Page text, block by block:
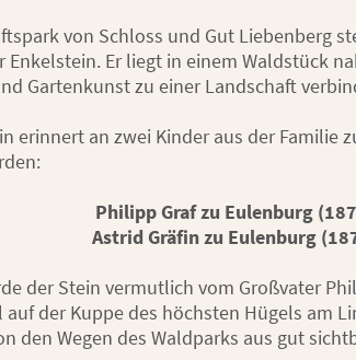
von Schloss und Gut Liebenberg
Enkelstein. Er liegt in einem Waldstück
Gartenkunst zu einer Landschaft
erinnert an zwei Kinder aus der Familie
Philipp Graf zu Eulenburg
Astrid Gräfin zu Eulenburg
der Stein vermutlich vom Großvater
auf der Kuppe des höchsten Hügels am
den Wegen des Waldparks aus gut